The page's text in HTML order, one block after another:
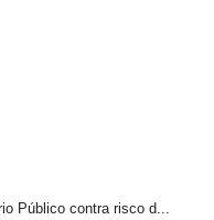
Público contra risco d...